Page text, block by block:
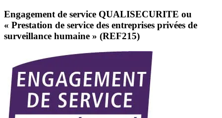
Engagement de service QUALISECURITE ou
« Prestation de service des entreprises privées de
surveillance humaine » (REF215)